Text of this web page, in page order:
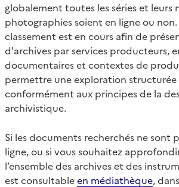
globalement toutes les séries et leurs
photographies soient en ligne ou
classement est en cours afin de
d'archives par services producteurs,
documentaires et contextes de
permettre une exploration structurée
conformément aux principes de la
archivistique.
Si les documents recherchés ne sont
ligne, ou si vous souhaitez
l’ensemble des archives et des
est consultableen médiathèque,